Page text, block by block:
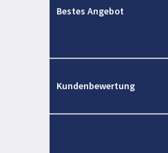
Bestes Angebot
Kundenbewertung